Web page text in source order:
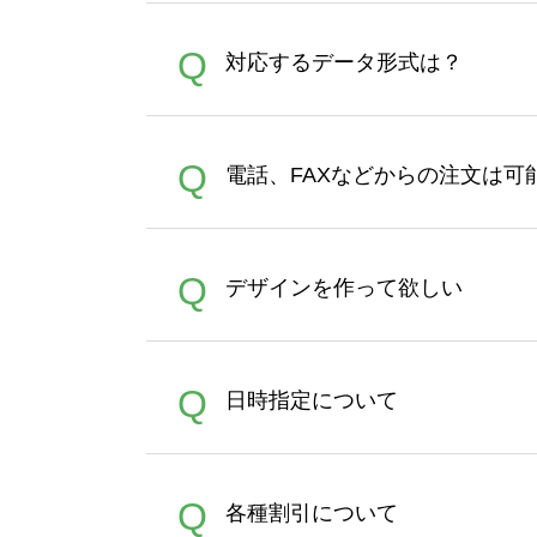
A
す。 30枚以上やシルク印刷な
さい。製作する数量が多けれ
Q 対応するデータ形式は？
A
ズは、20MBです。デジカメ
Illustratorからの直接入稿には
Q 電話、FAXなどからの注文は可
A
バッグコンシェルやタンブラ
Q デザインを作って欲しい
A
ン作成のお手伝いをすること
合は、デザインツールをご利
Q 日時指定について
A
者にご連絡いただき調整をお
Q 各種割引について